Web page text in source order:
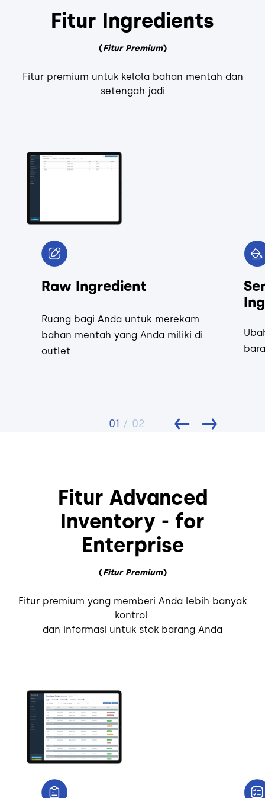
Fitur Ingredients
(Fitur Premium)
Fitur premium untuk kelola bahan mentah dan
setengah jadi
Raw Ingredient
Ruang bagi Anda untuk merekam
bahan mentah yang Anda miliki di
outlet
01 / 02
Fitur Advanced
Inventory - for
Enterprise
(Fitur Premium)
Fitur premium yang memberi Anda lebih banyak
kontrol
dan informasi untuk stok barang Anda